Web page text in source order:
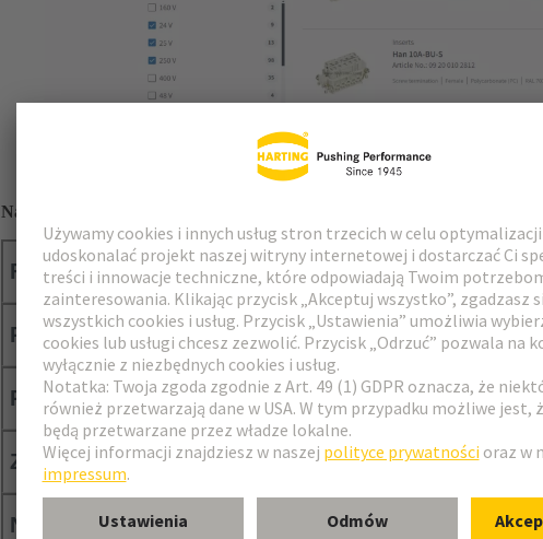
Najważniejsze wydarzenia:
Filtry Facet
Porównanie produktów
Pasujące produkty
Zintegrowana wiedza o produkcie
Narzędzie do obniżania wartości znamionowych